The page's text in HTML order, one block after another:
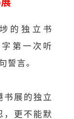
的独立书
第一次听
誓言。
书展的独立
，更不能默